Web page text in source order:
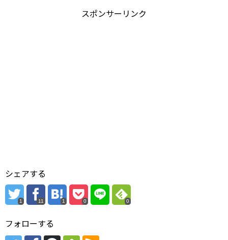
スポンサーリンク
シェアする
1 11 1 0 0
フォローする